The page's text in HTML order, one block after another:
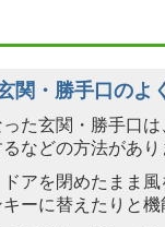
関・勝手口のよ
た玄関・勝手口
などの方法があり
ドアを閉めたまま
ーに替えたりと